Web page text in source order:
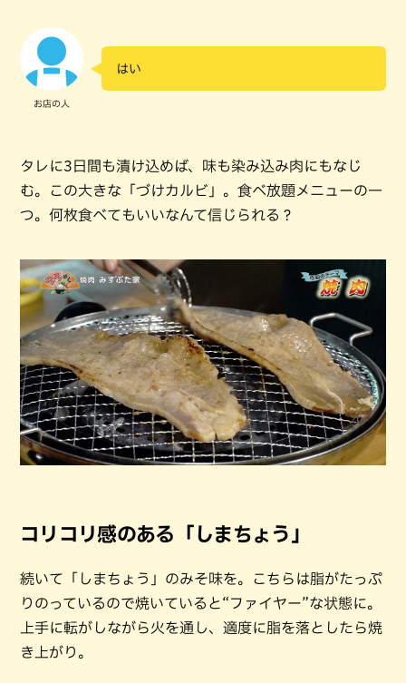
お店の人
はい
タレに3日間も漬け込めば、味も染み込み肉にもなじ
む。この大きな「づけカルビ」。食べ放題メニューの一
つ。何枚食べてもいいなんて信じられる？
コリコリ感のある「しまちょう」
続いて「しまちょう」のみそ味を。こちらは脂がたっぷ
りのっているので焼いていると“ファイヤー”な状態に。
上手に転がしながら火を通し、適度に脂を落としたら焼
き上がり。